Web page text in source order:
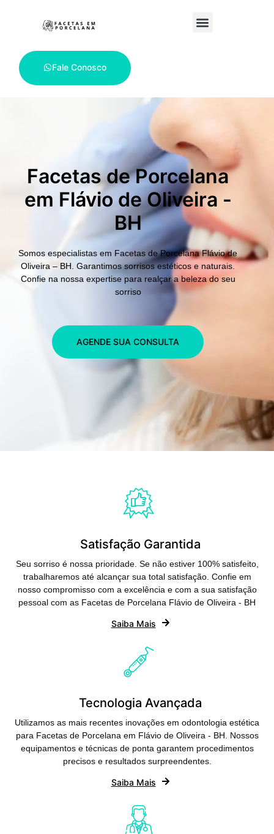
Fale Conosco
Facetas de Porcelana
em Flávio de Oliveira -
BH
Somos especialistas em Facetas de Porcelana Flávio de
Oliveira – BH. Garantimos sorrisos estéticos e naturais.
Confie na nossa expertise para realçar a beleza do seu
sorriso
AGENDE SUA CONSULTA
Satisfação Garantida
Seu sorriso é nossa prioridade. Se não estiver 100% satisfeito,
trabalharemos até alcançar sua total satisfação. Confie em
nosso compromisso com a excelência e com a sua satisfação
pessoal com as Facetas de Porcelana Flávio de Oliveira - BH
Saiba Mais
Tecnologia Avançada
Utilizamos as mais recentes inovações em odontologia estética
para Facetas de Porcelana em Flávio de Oliveira - BH. Nossos
equipamentos e técnicas de ponta garantem procedimentos
precisos e resultados surpreendentes.
Saiba Mais